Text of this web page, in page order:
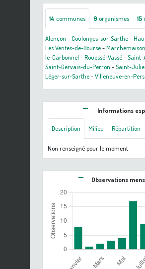
14 communes 9 organismes 15
Alençon -Coulonges-sur-Sarthe-
Les Ventes-de-Bourse-
le-Carbonnel -Rouessé-Vassé-Saint-
Saint-Gervais-du-Perron -Saint-
Léger-sur-Sarthe-Villeneuve-en-
Informations
Description Milieu Répartition
Non renseigné pour le moment
Observations